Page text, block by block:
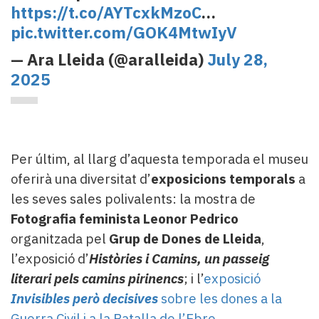
https://t.co/AYTcxkMzoC…
pic.twitter.com/GOK4MtwIyV
— Ara Lleida (@aralleida) July 28,
2025
Per últim, al llarg d’aquesta temporada el museu
oferirà una diversitat d’exposicions temporals a
les seves sales polivalents: la mostra de
Fotografia feminista Leonor Pedrico
organitzada pel Grup de Dones de Lleida,
l’exposició d’Històries i Camins, un passeig
literari pels camins pirinencs; i l’exposició
Invisibles però decisives sobre les dones a la